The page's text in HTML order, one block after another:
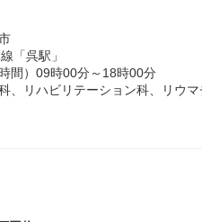
「呉駅」
間）09時00分～18時00分
、リハビリテーション科、リウ